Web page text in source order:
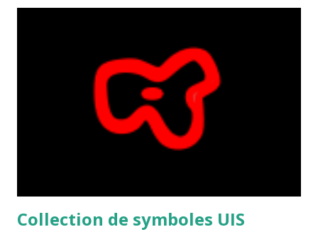
Collection de symboles UIS